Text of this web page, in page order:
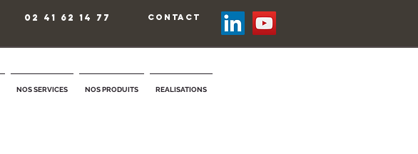
02 41 62 14 77 contact
NOS SERVICES NOS PRODUITS REALISATIONS